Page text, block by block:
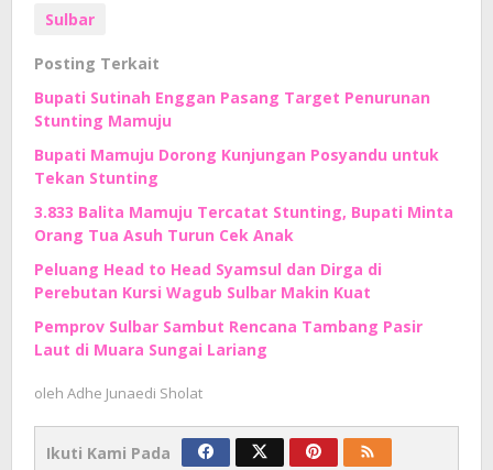
Sulbar
Posting Terkait
Bupati Sutinah Enggan Pasang Target Penurunan
Stunting Mamuju
Bupati Mamuju Dorong Kunjungan Posyandu untuk
Tekan Stunting
3.833 Balita Mamuju Tercatat Stunting, Bupati Minta
Orang Tua Asuh Turun Cek Anak
Peluang Head to Head Syamsul dan Dirga di
Perebutan Kursi Wagub Sulbar Makin Kuat
Pemprov Sulbar Sambut Rencana Tambang Pasir
Laut di Muara Sungai Lariang
oleh Adhe Junaedi Sholat
Ikuti Kami Pada